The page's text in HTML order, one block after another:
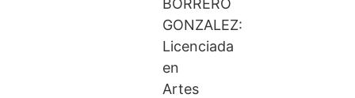
BORRERO
GONZALEZ:
Licenciada
en
Artes